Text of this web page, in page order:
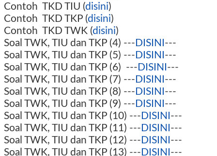
Contoh TKD TIU (disini)
Contoh TKD TKP (disini)
Contoh TKD TWK (disini)
Soal TWK, TIU dan TKP (4) --- DISINI ---
Soal TWK, TIU dan TKP (5) --- DISINI ---
Soal TWK, TIU dan TKP (6) --- DISINI ---
Soal TWK, TIU dan TKP (7) --- DISINI ---
Soal TWK, TIU dan TKP (8) --- DISINI ---
Soal TWK, TIU dan TKP (9) --- DISINI ---
Soal TWK, TIU dan TKP (10) --- DISINI ---
Soal TWK, TIU dan TKP (11) --- DISINI ---
Soal TWK, TIU dan TKP (12) --- DISINI ---
Soal TWK, TIU dan TKP (13) --- DISINI ---